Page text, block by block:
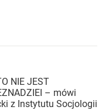
NIE JEST
– mówi
z Instytutu Socjologii